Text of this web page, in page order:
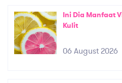
Ini Dia Manfaat
Kulit
06 August 2026